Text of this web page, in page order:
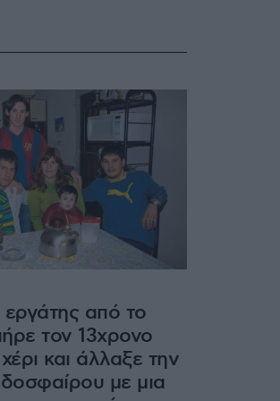
από το
τον 13χρονο
και άλλαξε την
με μια